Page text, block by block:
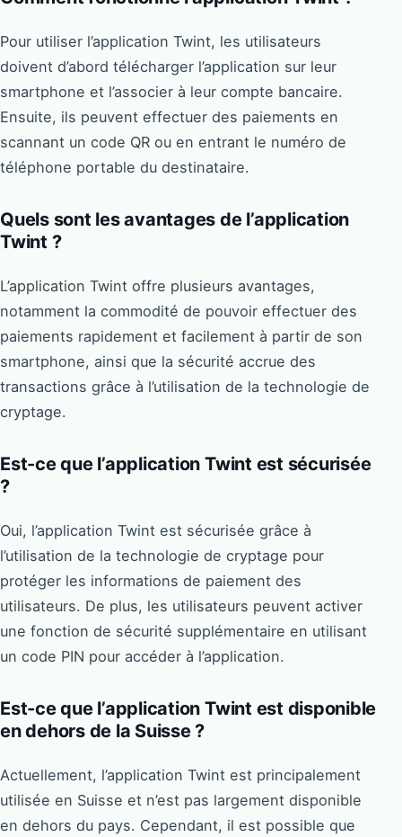
Pour utiliser l’application Twint, les utilisateurs
doivent d’abord télécharger l’application sur leur
smartphone et l’associer à leur compte bancaire.
Ensuite, ils peuvent effectuer des paiements en
scannant un code QR ou en entrant le numéro de
téléphone portable du destinataire.
Quels sont les avantages de l’application
Twint ?
L’application Twint offre plusieurs avantages,
notamment la commodité de pouvoir effectuer des
paiements rapidement et facilement à partir de son
smartphone, ainsi que la sécurité accrue des
transactions grâce à l’utilisation de la technologie de
cryptage.
Est-ce que l’application Twint est sécurisée
?
Oui, l’application Twint est sécurisée grâce à
l’utilisation de la technologie de cryptage pour
protéger les informations de paiement des
utilisateurs. De plus, les utilisateurs peuvent activer
une fonction de sécurité supplémentaire en utilisant
un code PIN pour accéder à l’application.
Est-ce que l’application Twint est disponible
en dehors de la Suisse ?
Actuellement, l’application Twint est principalement
utilisée en Suisse et n’est pas largement disponible
en dehors du pays. Cependant, il est possible que